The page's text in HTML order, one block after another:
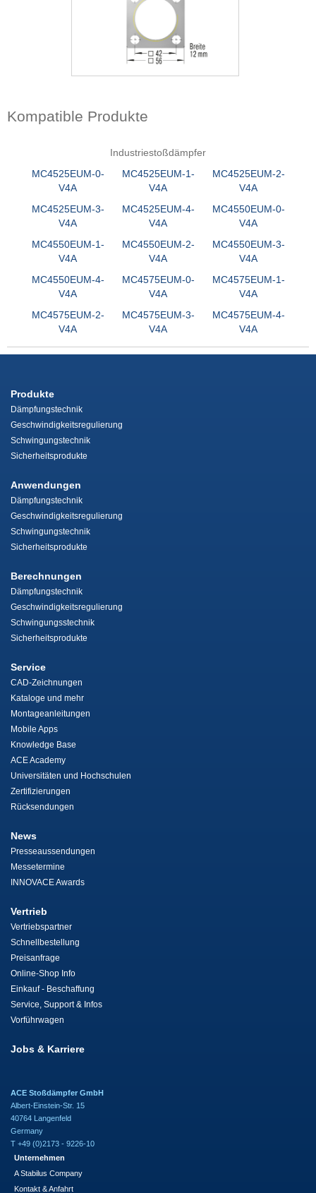
Kompatible Produkte
Industriestoßdämpfer
MC4525EUM-0-
V4A
MC4525EUM-1-
V4A
MC4525EUM-2-
V4A
MC4525EUM-3-
V4A
MC4525EUM-4-
V4A
MC4550EUM-0-
V4A
MC4550EUM-1-
V4A
MC4550EUM-2-
V4A
MC4550EUM-3-
V4A
MC4550EUM-4-
V4A
MC4575EUM-0-
V4A
MC4575EUM-1-
V4A
MC4575EUM-2-
V4A
MC4575EUM-3-
V4A
MC4575EUM-4-
V4A
Produkte
Dämpfungstechnik
Geschwindigkeitsregulierung
Schwingungstechnik
Sicherheitsprodukte
Anwendungen
Dämpfungstechnik
Geschwindigkeitsregulierung
Schwingungstechnik
Sicherheitsprodukte
Berechnungen
Dämpfungstechnik
Geschwindigkeitsregulierung
Schwingungsstechnik
Sicherheitsprodukte
Service
CAD-Zeichnungen
Kataloge und mehr
Montageanleitungen
Mobile Apps
Knowledge Base
ACE Academy
Universitäten und Hochschulen
Zertifizierungen
Rücksendungen
News
Presseaussendungen
Messetermine
INNOVACE Awards
Vertrieb
Vertriebspartner
Schnellbestellung
Preisanfrage
Online-Shop Info
Einkauf - Beschaffung
Service, Support & Infos
Vorführwagen
Jobs & Karriere
ACE Stoßdämpfer GmbH
Albert-Einstein-Str. 15
40764 Langenfeld
Germany
T +49 (0)2173 - 9226-10
Unternehmen
A Stabilus Company
Kontakt & Anfahrt